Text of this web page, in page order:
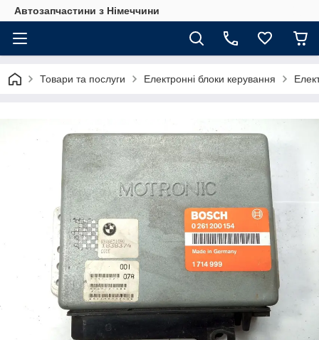
Автозапчастини з Німеччини
Товари та послуги Електронні блоки керування